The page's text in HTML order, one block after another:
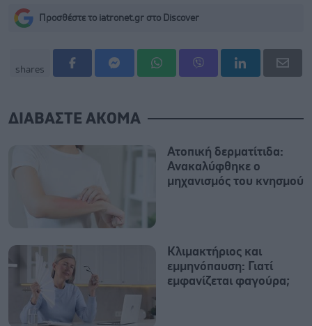
Προσθέστε το iatronet.gr στο Discover
shares
ΔΙΑΒΑΣΤΕ ΑΚΟΜΑ
Ατοπική δερματίτιδα:
Ανακαλύφθηκε ο
μηχανισμός του κνησμού
Κλιμακτήριος και
εμμηνόπαυση: Γιατί
εμφανίζεται φαγούρα;